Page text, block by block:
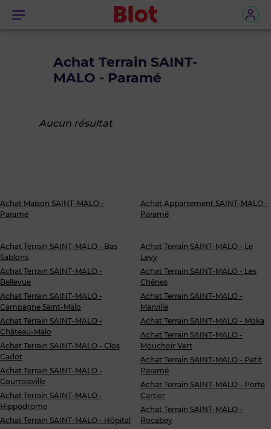
Menu
Achat Terrain SAINT-
MALO - Paramé
Aucun résultat
Achat Maison SAINT-MALO -
Paramé
Achat Appartement SAINT-MALO -
Paramé
Achat Terrain SAINT-MALO - Bas
Sablons
Achat Terrain SAINT-MALO -
Bellevue
Achat Terrain SAINT-MALO -
Campagne Saint-Malo
Achat Terrain SAINT-MALO -
Château-Malo
Achat Terrain SAINT-MALO - Clos
Cadot
Achat Terrain SAINT-MALO -
Courtoisville
Achat Terrain SAINT-MALO -
Hippodrome
Achat Terrain SAINT-MALO - Hôpital
Achat Terrain SAINT-MALO - Le
Levy
Achat Terrain SAINT-MALO - Les
Chênes
Achat Terrain SAINT-MALO -
Marville
Achat Terrain SAINT-MALO - Moka
Achat Terrain SAINT-MALO -
Mouchoir Vert
Achat Terrain SAINT-MALO - Petit
Paramé
Achat Terrain SAINT-MALO - Porte
Cartier
Achat Terrain SAINT-MALO -
Rocabey